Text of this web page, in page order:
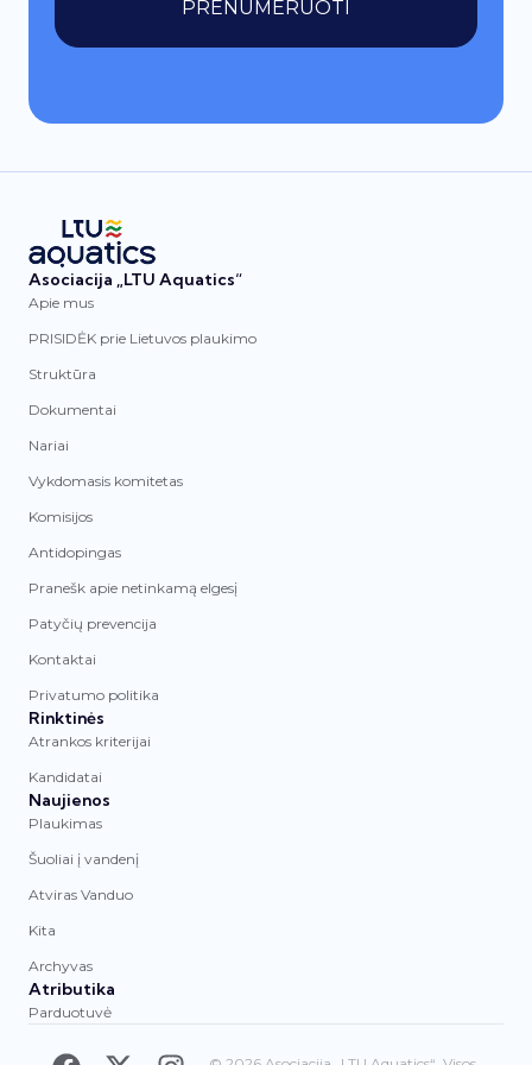
PRENUMERUOTI
Asociacija „LTU Aquatics“
Apie mus
PRISIDĖK prie Lietuvos plaukimo
Struktūra
Dokumentai
Nariai
Vykdomasis komitetas
Komisijos
Antidopingas
Pranešk apie netinkamą elgesį
Patyčių prevencija
Kontaktai
Privatumo politika
Rinktinės
Atrankos kriterijai
Kandidatai
Naujienos
Plaukimas
Šuoliai į vandenį
Atviras Vanduo
Kita
Archyvas
Atributika
Parduotuvė